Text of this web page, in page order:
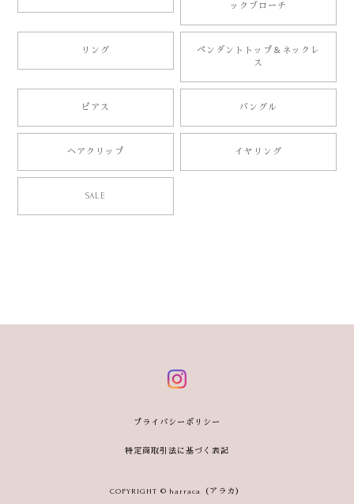
ックブローチ
リング
ペンダントトップ＆ネックレ
ス
ピアス バングル
ヘアクリップ イヤリング
SALE
プライバシーポリシー
特定商取引法に基づく表記
COPYRIGHT © harraca（アラカ）